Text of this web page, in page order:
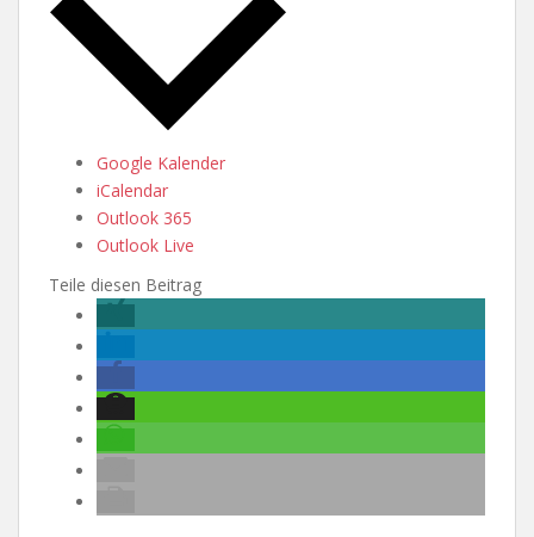
Google Kalender
iCalendar
Outlook 365
Outlook Live
Teile diesen Beitrag